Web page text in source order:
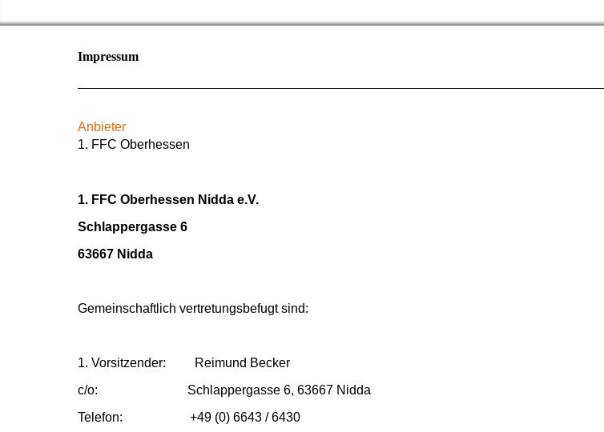
Impressum
Anbieter
1. FFC Oberhessen
1. FFC Oberhessen Nidda e.V.
Schlappergasse 6
63667 Nidda
Gemeinschaftlich vertretungsbefugt sind:
1. Vorsitzender: Reimund Becker
c/o: Schlappergasse 6, 63667 Nidda
Telefon: +49 (0) 6643 / 6430